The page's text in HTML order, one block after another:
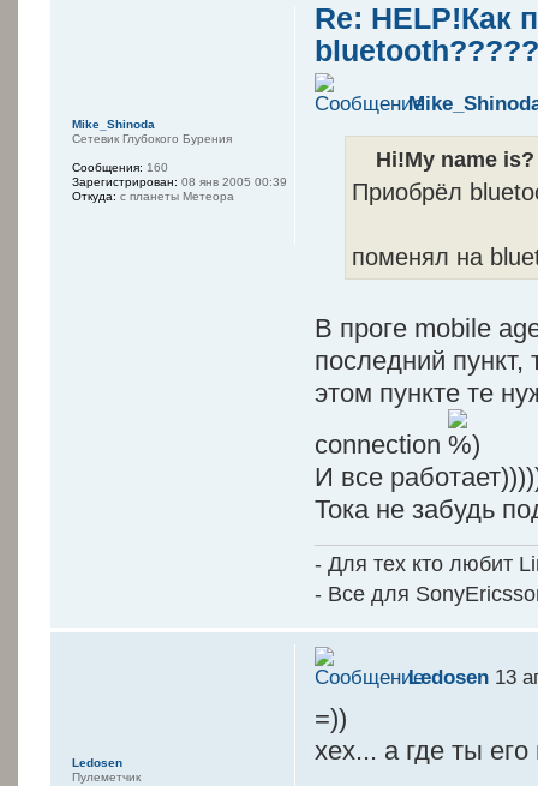
Re: HELP!Как
Hi!My name
Приобрёл
поменял на
В проге mobile
последний
этом пункте те
connection
И все
Тока не забудь
- Для тех кто любит
- Все для
Mike_Shinoda
Сетевик Глубокого Бурения
Сообщения: 160
Зарегистрирован: 08 янв 2005 00:39
Откуда: с планеты Метеора
Ledosen 13
=))
хех... а где ты
Ledosen
Пулеметчик